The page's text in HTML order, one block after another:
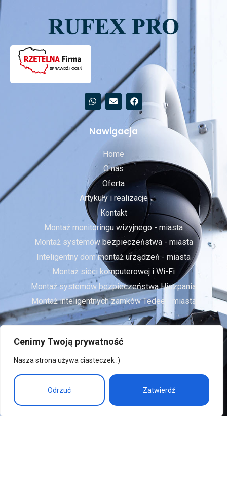
Cenimy Twoją prywatność
Nasza strona używa ciasteczek :)
Odrzuć Zatwierdź
Nawigacja
Home
O nas
Oferta
Artykuły i realizacje
Kontakt
Montaż monitoringu wizyjnego - miasta
Montaż systemów bezpieczeństwa - miasta
Inteligentny dom montaż urządzeń - miasta
Montaż sieci komputerowej i Wi-Fi
Montaż systemów bezpieczeństwa Hiszpania
Montaż inteligentnych zamków Tedee - miasta
Godziny Pracy
Zadzwoń